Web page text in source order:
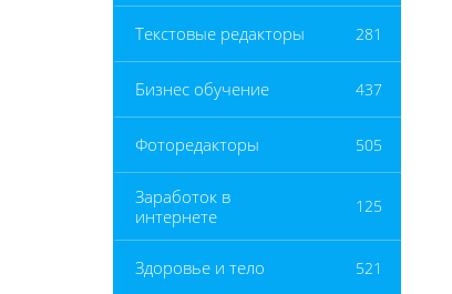
Текстовые редакторы 281
Бизнес обучение 437
Фоторедакторы 505
Заработок в
интернете
125
Здоровье и тело 521